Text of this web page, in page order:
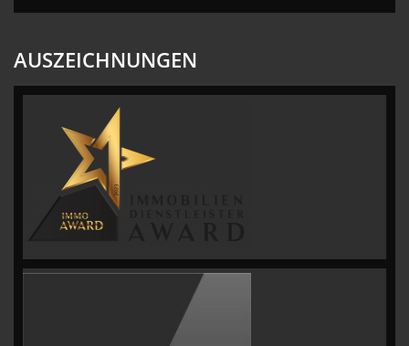
AUSZEICHNUNGEN